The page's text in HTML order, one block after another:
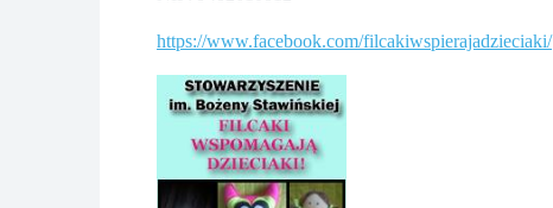
https://www.facebook.com/filcakiwspierajadzieciaki/